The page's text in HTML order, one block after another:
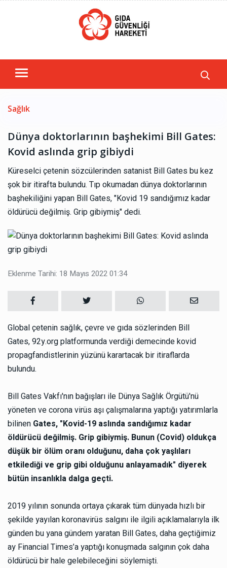
Sağlık
Dünya doktorlarının başhekimi Bill Gates:
Kovid aslında grip gibiydi
Küreselci çetenin sözcülerinden satanist Bill Gates bu kez
şok bir itirafta bulundu. Tıp okumadan dünya doktorlarının
başhekiliğini yapan Bill Gates, "Kovid 19 sandığımız kadar
öldürücü değilmiş. Grip gibiymiş" dedi.
Eklenme Tarihi: 18 Mayıs 2022 01:34
Global çetenin sağlık, çevre ve gıda sözlerinden Bill
Gates, 92y.org platformunda verdiği demecinde kovid
propagfandistlerinin yüzünü karartacak bir itiraflarda
bulundu.
Bill Gates Vakfı'nın bağışları ile Dünya Sağlık Örgütü'nü
yöneten ve corona virüs aşı çalışmalarına yaptığı yatırımlarla
bilinen Gates, "Kovid-19 aslında sandığımız kadar
öldürücü değilmiş. Grip gibiymiş. Bunun (Covid) oldukça
düşük bir ölüm oranı olduğunu, daha çok yaşlıları
etkilediği ve grip gibi olduğunu anlayamadık" diyerek
bütün insanlıkla dalga geçti.
2019 yılının sonunda ortaya çıkarak tüm dünyada hızlı bir
şekilde yayılan koronavirüs salgını ile ilgili açıklamalarıyla ilk
günden bu yana gündem yaratan Bill Gates, daha geçtiğimiz
ay Financial Times’a yaptığı konuşmada salgının çok daha
öldürücü bir hale gelebileceğini söylemişti.